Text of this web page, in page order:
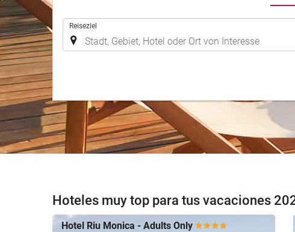
Reiseziel
Hoteles muy top para tus vacaciones
Hotel Riu Monica - Adults Only